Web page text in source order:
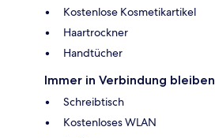
Kostenlose Kosmetikartikel
Haartrockner
Handtücher
Immer in Verbindung bleiben
Schreibtisch
Kostenloses WLAN